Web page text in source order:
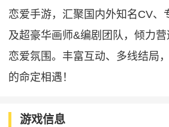
恋爱手游，汇聚国内外知名CV、
及超豪华画师&编剧团队，倾力
恋爱氛围。丰富互动、多线结局
的命定相遇！
游戏信息